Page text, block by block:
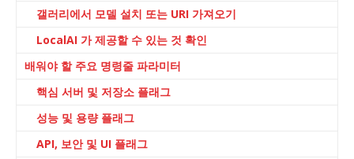
갤러리에서 모델 설치 또는 URI 가져오기
LocalAI 가 제공할 수 있는 것 확인
배워야 할 주요 명령줄 파라미터
핵심 서버 및 저장소 플래그
성능 및 용량 플래그
API, 보안 및 UI 플래그